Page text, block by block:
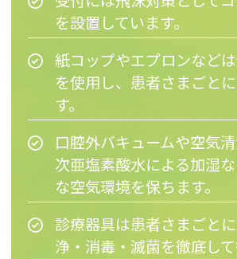
を設置しています。
紙コップやエプロンなど
を使用し、患者さまごと
す。
口腔外バキュームや空気清
次亜塩素酸水による加湿
な空気環境を保ちます。
診療器具は患者さまごと
浄・消毒・滅菌を徹底して